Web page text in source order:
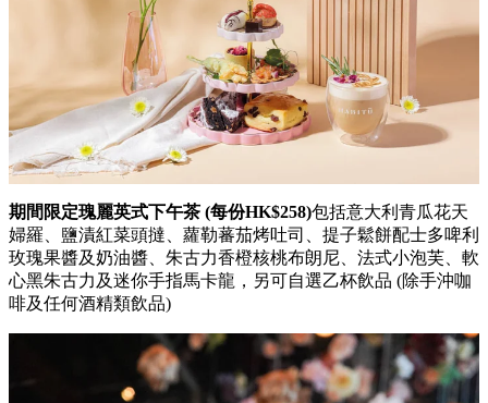
期間限定瑰麗英式下午茶 (每份HK$258)包括意大利青瓜花天
婦羅、鹽漬紅菜頭撻、蘿勒蕃茄烤吐司、提子鬆餅配士多啤利
玫瑰果醬及奶油醬、朱古力香橙核桃布朗尼、法式小泡芙、軟
心黑朱古力及迷你手指馬卡龍，另可自選乙杯飲品 (除手沖咖
啡及任何酒精類飲品)